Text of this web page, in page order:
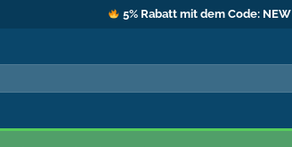
5% Rabatt mit dem Code: NEW